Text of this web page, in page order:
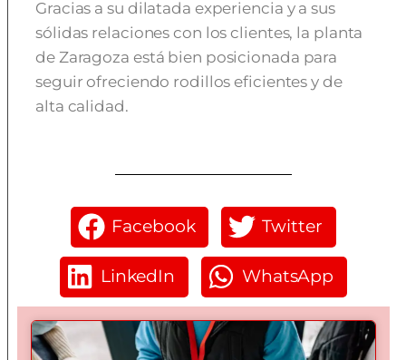
Gracias a su dilatada experiencia y a sus
sólidas relaciones con los clientes, la planta
de Zaragoza está bien posicionada para
seguir ofreciendo rodillos eficientes y de
alta calidad.
Facebook Twitter
LinkedIn WhatsApp